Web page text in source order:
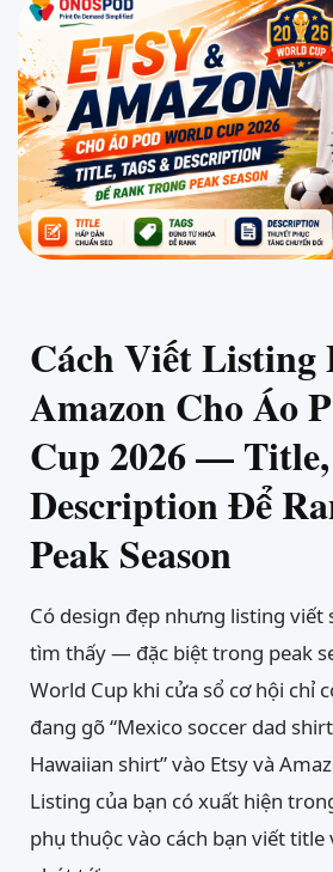
Cách Viết Listing
Amazon Cho Áo
Cup 2026 —
Description Để
Peak Season
Có design đẹp nhưng listing viết
tìm thấy — đặc biệt trong peak
World Cup khi cửa sổ cơ hội chỉ
đang gõ “Mexico soccer dad
Hawaiian shirt” vào Etsy và
Listing của bạn có xuất hiện
phụ thuộc vào cách bạn viết